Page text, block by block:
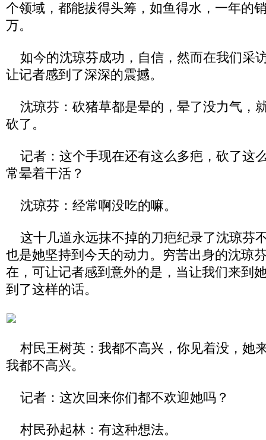
个领域，都能拔得头筹，如鱼得水，一年的
万。
如今的沈琼芬成功，自信，然而在我们采
让记者感到了深深的震撼。
沈琼芬：砍猪草都是晕的，晕了没力气，
砍了。
记者：这个手现在还有这么多疤，砍了这
常晕着干活？
沈琼芬：经常啊没吃的嘛。
这十几道永远抹不掉的刀疤纪录了沈琼芬
也是她坚持到今天的动力。穷苦出身的沈琼
在，可让记者感到意外的是，当让我们来到
到了这样的话。
村民王树英：我都不高兴，你见着没，她
我都不高兴。
记者：这次回来你们都不欢迎她吗？
村民孙起林：有这种想法。